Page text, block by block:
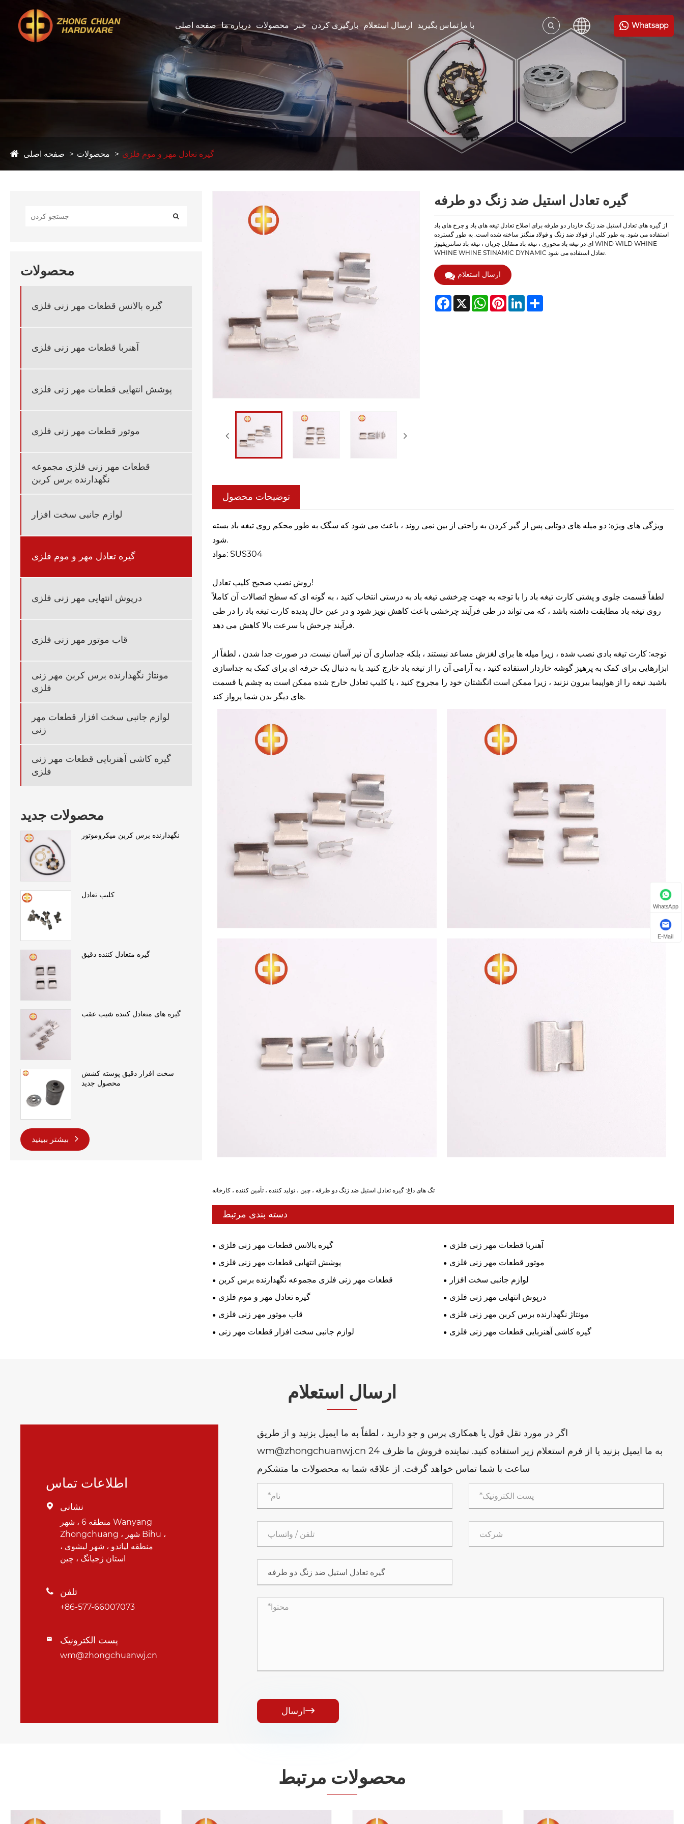
صفحه اصلی درباره ما محصولات خبر بارگیری کردن ارسال استعلام با ما تماس بگیرید Whatsapp
صفحه اصلی محصولات گیره تعادل مهر و موم فلزی
محصولات
گیره بالانس قطعات مهر زنی فلزی
آهنربا قطعات مهر زنی فلزی
پوشش انتهایی قطعات مهر زنی فلزی
موتور قطعات مهر زنی فلزی
قطعات مهر زنی فلزی مجموعه
نگهدارنده برس کربن
لوازم جانبی سخت افزار
گیره تعادل مهر و موم فلزی
درپوش انتهایی مهر زنی فلزی
قاب موتور مهر زنی فلزی
مونتاژ نگهدارنده برس کربن مهر زنی
فلزی
لوازم جانبی سخت افزار قطعات مهر
زنی
گیره کاشی آهنربایی قطعات مهر زنی
فلزی
محصولات جدید
نگهدارنده برس کربن میکروموتور
کلیپ تعادل
گیره متعادل کننده دقیق
گیره های متعادل کننده شیب عقب
سخت افزار دقیق پوسته کشش
محصول جدید
گیره تعادل استیل ضد زنگ دو طرفه
از گیره های تعادل استیل ضد زنگ خاردار دو طرفه برای اصلاح تعادل تیغه های باد و چرخ های باد
استفاده می شود. به طور کلی از فولاد ضد زنگ و فولاد منگنز ساخته شده است. به طور گسترده
ای در تیغه باد محوری ، تیغه باد متقابل جریان ، تیغه باد سانتریفیوژ WIND WILD WHINE
WHINE WHINE STINAMIC DYNAMIC تعادل استفاده می شود.
ارسال استعلام
Facebook
X WhatsAppPinterestLinkedInShare
توضیحات محصول
ویژگی های ویژه: دو میله های دوتایی پس از گیر کردن به راحتی از بین نمی روند ، باعث می شود که سگک به طور محکم روی تیغه باد بسته
شود.
مواد: SUS304
روش نصب صحیح کلیپ تعادل!
لطفاً قسمت جلوی و پشتی کارت تیغه باد را با توجه به جهت چرخشی تیغه باد به درستی انتخاب کنید ، به گونه ای که سطح اتصالات آن کاملاً
روی تیغه باد مطابقت داشته باشد ، که می تواند در طی فرآیند چرخشی باعث کاهش نویز شود و در عین حال پدیده کارت تیغه باد را در طی
فرآیند چرخش با سرعت بالا کاهش می دهد.
توجه: کارت تیغه بادی نصب شده ، زیرا میله ها برای لغزش مساعد نیستند ، بلکه جداسازی آن نیز آسان نیست. در صورت جدا شدن ، لطفاً از
ابزارهایی برای کمک به پرهیز گوشه خاردار استفاده کنید ، به آرامی آن را از تیغه باد خارج کنید. یا به دنبال یک حرفه ای برای کمک به جداسازی
باشید. تیغه را از هواپیما بیرون نزنید ، زیرا ممکن است انگشتان خود را مجروح کنید ، یا کلیپ تعادل خارج شده ممکن است به چشم یا قسمت
های دیگر بدن شما پرواز کند.
تگ های داغ: گیره تعادل استیل ضد زنگ دو طرفه ، چین ، تولید کننده ، تأمین کننده ، کارخانه
دسته بندی مرتبط
گیره بالانس قطعات مهر زنی فلزی
آهنربا قطعات مهر زنی فلزی
پوشش انتهایی قطعات مهر زنی فلزی
موتور قطعات مهر زنی فلزی
قطعات مهر زنی فلزی مجموعه نگهدارنده برس کربن
لوازم جانبی سخت افزار
گیره تعادل مهر و موم فلزی
درپوش انتهایی مهر زنی فلزی
قاب موتور مهر زنی فلزی
مونتاژ نگهدارنده برس کربن مهر زنی فلزی
لوازم جانبی سخت افزار قطعات مهر زنی
گیره کاشی آهنربایی قطعات مهر زنی فلزی
ارسال استعلام
اطلاعات تماس
 نشانی
منطقه 6 ، شهر Wanyang
Zhongchuang ، شهر Bihu ،
منطقه لیاندو ، شهر لیشوی ،
استان ژجیانگ ، چین
 تلفن
+86-577-66007073
 پست الکترونیک
wm@zhongchuanwj.cn
اگر در مورد نقل قول یا همکاری پرس و جو دارید ، لطفاً به ما ایمیل بزنید و از طریق
wm@zhongchuanwj.cn به ما ایمیل بزنید یا از فرم استعلام زیر استفاده کنید. نماینده فروش ما ظرف 24
ساعت با شما تماس خواهد گرفت. از علاقه شما به محصولات ما متشکرم
ارسال
محصولات مرتبط
WhatsApp
E-Mail